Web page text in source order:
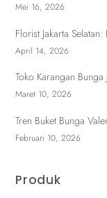
Mei 16, 2026
Florist Jakarta
April 14, 2026
Toko Karangan
Maret 10, 2026
Tren Buket Bunga
Februari 10, 2026
Produk